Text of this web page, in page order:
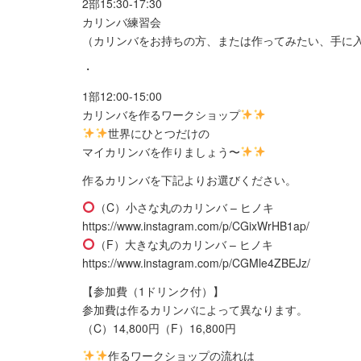
2部15:30-17:30
カリンバ練習会
（カリンバをお持ちの方、または作ってみたい、手に
・
1部12:00-15:00
カリンバを作るワークショップ
世界にひとつだけの
マイカリンバを作りましょう〜
作るカリンバを下記よりお選びください。
（C）小さな丸のカリンバ – ヒノキ
https://www.instagram.com/p/CGixWrHB1ap/
（F）大きな丸のカリンバ – ヒノキ
https://www.instagram.com/p/CGMle4ZBEJz/
【参加費（1ドリンク付）】
参加費は作るカリンバによって異なります。
（C）14,800円（F）16,800円
作るワークショップの流れは